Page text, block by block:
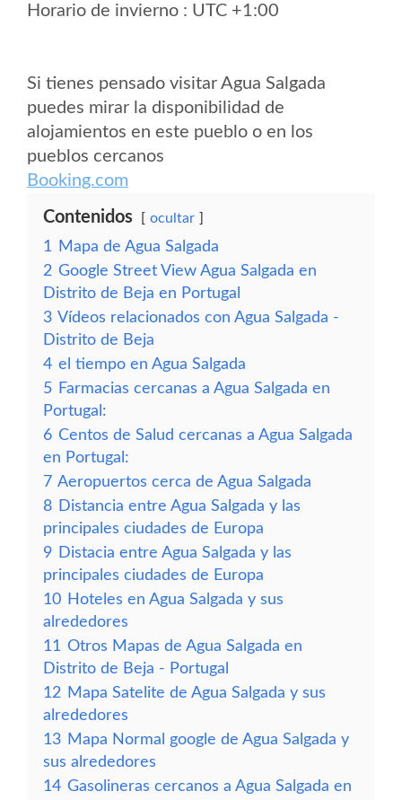
Horario de invierno : UTC +1:00
Si tienes pensado visitar Agua Salgada
puedes mirar la disponibilidad de
alojamientos en este pueblo o en los
pueblos cercanos
Booking.com
Contenidos ocultar
1
Mapa de Agua Salgada
2 Google Street View Agua Salgada en
Distrito de Beja en Portugal
3 Vídeos relacionados con Agua Salgada -
Distrito de Beja
4 el tiempo en Agua Salgada
5 Farmacias cercanas a Agua Salgada en
Portugal:
6 Centos de Salud cercanas a Agua Salgada
en Portugal:
7 Aeropuertos cerca de Agua Salgada
8 Distancia entre Agua Salgada y las
principales ciudades de Europa
9 Distacia entre Agua Salgada y las
principales ciudades de Europa
10 Hoteles en Agua Salgada y sus
alrededores
11 Otros Mapas de Agua Salgada en
Distrito de Beja - Portugal
12 Mapa Satelite de Agua Salgada y sus
alrededores
13 Mapa Normal google de Agua Salgada y
sus alrededores
14 Gasolineras cercanos a Agua Salgada en